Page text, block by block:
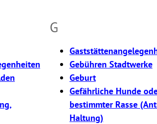
G
Gebühren Stadtwerke
Geburt
Gefährliche Hunde
bestimmter Rasse
Haltung)